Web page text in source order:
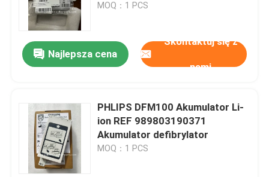
MOQ：1 PCS
Najlepsza cena
Skontaktuj się z
nami
PHLIPS DFM100 Akumulator Li-
ion REF 989803190371
Akumulator defibrylator
MOQ：1 PCS